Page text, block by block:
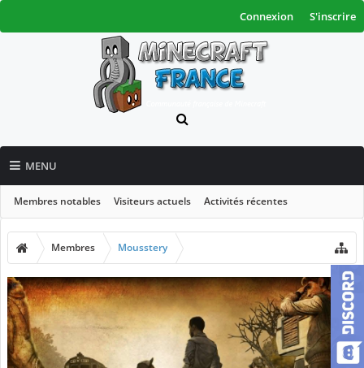
Connexion S'inscrire
MENU
Membres notables Visiteurs actuels Activités récentes
Nouveaux messages de profil
Membres
Mousstery